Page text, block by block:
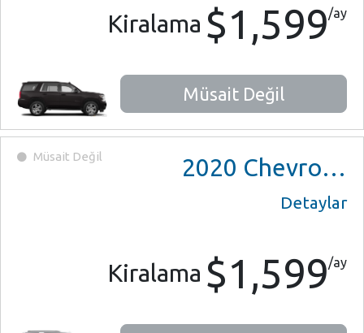
Kiralama $1,599/ay
Müsait Değil
Müsait Değil 2020 Chevrolet Tahoe
Detaylar
Kiralama $1,599/ay